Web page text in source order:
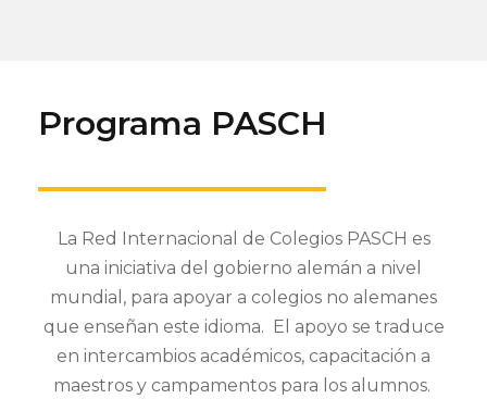
Programa PASCH
La Red Internacional de Colegios PASCH es
una iniciativa del gobierno alemán a nivel
mundial, para apoyar a colegios no alemanes
que enseñan este idioma. El apoyo se traduce
en intercambios académicos, capacitación a
maestros y campamentos para los alumnos.